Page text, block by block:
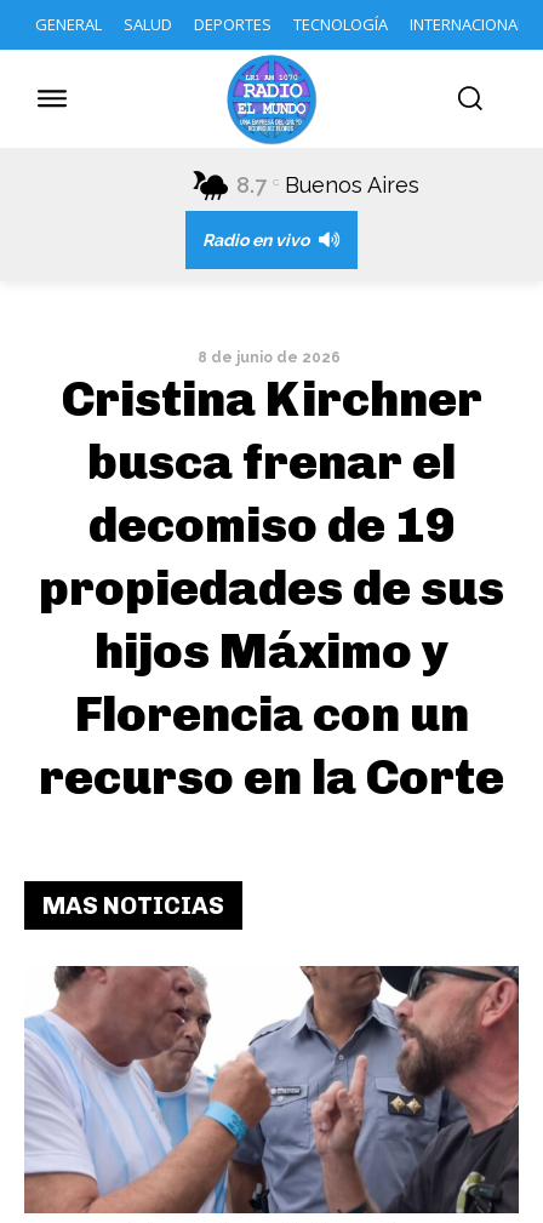
GENERAL SALUD DEPORTES TECNOLOGÍA INTERNACIONAL
8.7 C Buenos Aires
Radio en vivo
8 de junio de 2026
Cristina Kirchner
busca frenar el
decomiso de 19
propiedades de sus
hijos Máximo y
Florencia con un
recurso en la Corte
MAS NOTICIAS